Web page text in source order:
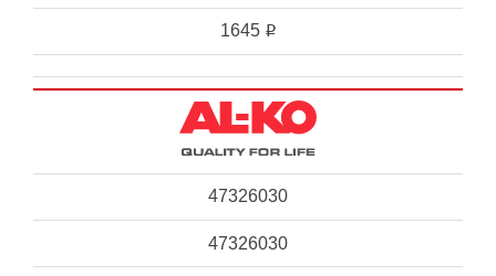
1645 i
47326030
47326030